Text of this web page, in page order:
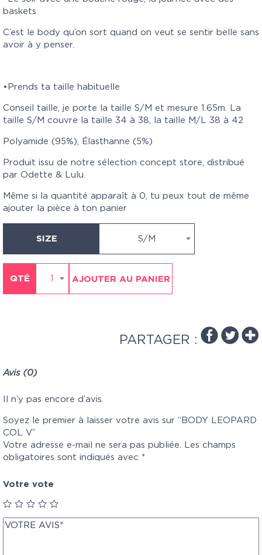
baskets
C’est le body qu’on sort quand on veut se sentir belle sans
avoir à y penser.
•Prends ta taille habituelle
Conseil taille, je porte la taille S/M et mesure 1.65m. La
taille S/M couvre la taille 34 à 38, la taille M/L 38 à 42
Polyamide (95%), Élasthanne (5%)
Produit issu de notre sélection concept store, distribué
par Odette & Lulu.
Même si la quantité apparaît à 0, tu peux tout de même
ajouter la pièce à ton panier
SIZE S/M
QTÉ 1 AJOUTER AU PANIER
PARTAGER :
Avis (0)
Il n’y pas encore d’avis.
Soyez le premier à laisser votre avis sur “BODY LEOPARD
COL V”
Votre adresse e-mail ne sera pas publiée. Les champs
obligatoires sont indiqués avec *
Votre vote